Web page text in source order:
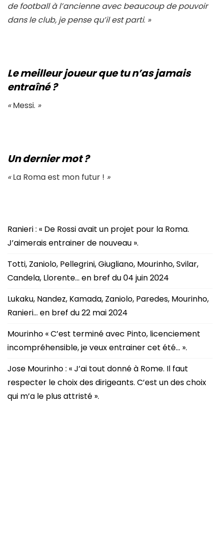
de football à l’ancienne avec beaucoup de pouvoir
dans le club, je pense qu’il est parti. »
Le meilleur joueur que tu n’as jamais
entraîné ?
«Messi. »
Un dernier mot ?
«La Roma est mon futur ! »
Ranieri : « De Rossi avait un projet pour la Roma.
J’aimerais entrainer de nouveau ».
Totti, Zaniolo, Pellegrini, Giugliano, Mourinho, Svilar,
Candela, Llorente… en bref du 04 juin 2024
Lukaku, Nandez, Kamada, Zaniolo, Paredes, Mourinho,
Ranieri… en bref du 22 mai 2024
Mourinho « C’est terminé avec Pinto, licenciement
incompréhensible, je veux entrainer cet été… ».
Jose Mourinho : « J’ai tout donné à Rome. Il faut
respecter le choix des dirigeants. C’est un des choix
qui m’a le plus attristé ».